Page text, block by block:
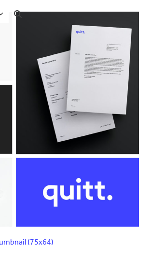
(75x64)